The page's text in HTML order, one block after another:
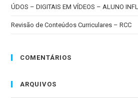
ÚDOS – DIGITAIS EM VÍDEOS – ALUNO
Revisão de Conteúdos Curriculares – RCC
COMENTÁRIOS
ARQUIVOS